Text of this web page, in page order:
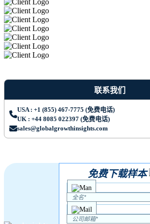
联系我们
USA : +1 (855) 467-7775 (免费电话)
UK : +44 8085 022397 (免费电话)
sales@globalgrowthinsights.com
免费下载样本